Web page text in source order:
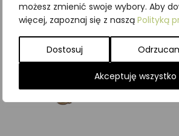
możesz zmienić swoje wybory. Aby
więcej, zapoznaj się z naszą Polityką
Dostosuj
Akceptuję wszystko